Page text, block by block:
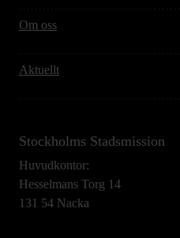
Om oss
Aktuellt
Stockholms Stadsmission
Huvudkontor:
Hesselmans Torg 14
131 54 Nacka